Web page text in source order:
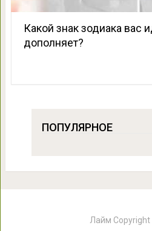
Какой знак зодиака вас
дополняет?
ПОПУЛЯРНОЕ
Лайм